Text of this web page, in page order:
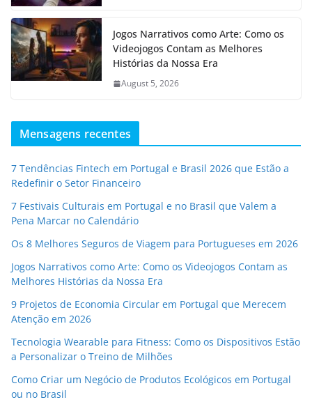
Jogos Narrativos como Arte: Como os
Videojogos Contam as Melhores
Histórias da Nossa Era
August 5, 2026
Mensagens recentes
7 Tendências Fintech em Portugal e Brasil 2026 que Estão a
Redefinir o Setor Financeiro
7 Festivais Culturais em Portugal e no Brasil que Valem a
Pena Marcar no Calendário
Os 8 Melhores Seguros de Viagem para Portugueses em 2026
Jogos Narrativos como Arte: Como os Videojogos Contam as
Melhores Histórias da Nossa Era
9 Projetos de Economia Circular em Portugal que Merecem
Atenção em 2026
Tecnologia Wearable para Fitness: Como os Dispositivos Estão
a Personalizar o Treino de Milhões
Como Criar um Negócio de Produtos Ecológicos em Portugal
ou no Brasil